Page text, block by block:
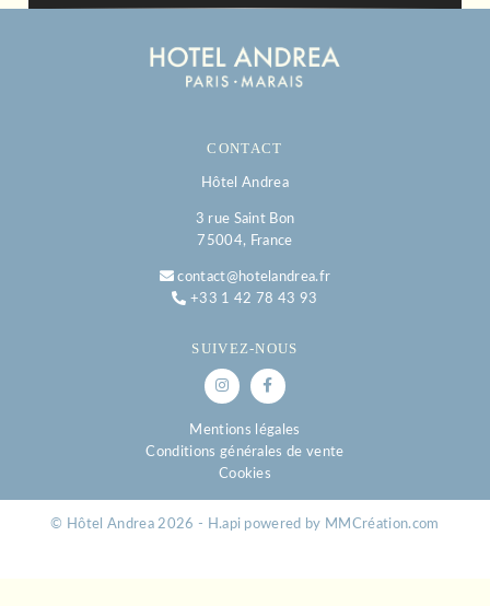
CONTACT
Hôtel Andrea
3 rue Saint Bon
75004, France
contact@hotelandrea.fr
+33 1 42 78 43 93
SUIVEZ-NOUS
Mentions légales
Conditions générales de vente
Cookies
© Hôtel Andrea 2026 - H.api powered by MMCréation.com